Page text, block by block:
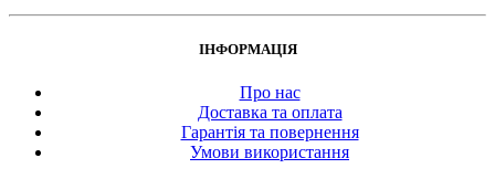
ІНФОРМАЦІЯ
Про нас
Доставка та оплата
Гарантія та повернення
Умови використання